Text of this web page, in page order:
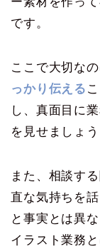
です。
ここで大切なの
っかり伝える
し、真面目に
を見せましょう
また、相談す
直な気持ちを
と事実とは異
イラスト業務